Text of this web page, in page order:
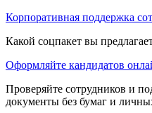
Корпоративная поддержка
Какой соцпакет вы
Оформляйте кандидатов
Проверяйте сотрудников и
документы без бумаг и